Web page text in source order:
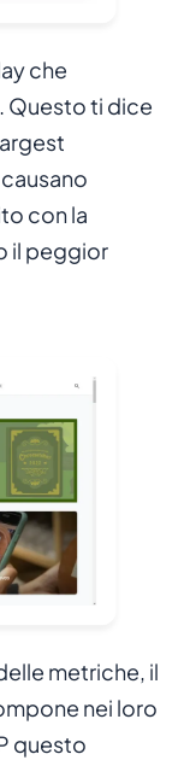
che
Questo ti dice
con la
il peggior
metriche, il
nei loro
questo